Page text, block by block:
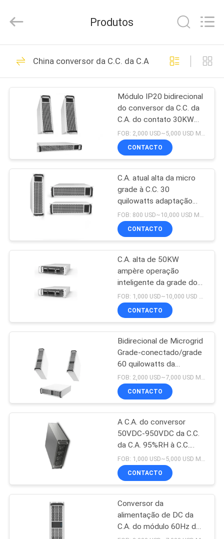
CASA
PRODUTOS
QUEM
SOMOS
FÁBRICA
CONTROLE
CONOSCO
PEDIR UM
ORÇAMENTO
DO
POLÍTICA
PRIVACIDADE
Energy
Rights
conversor da C.C.
da C.A.
42
sistema do
armazenamento de
energia da bateria
4
Interruptor estático
de transferência do
STS
conversor da C.C.
da C.C.
3
Solução do
armazenamento de
6
Produtos
China conversor da C.C. da C.A.
Módulo IP20 bidirecional
do conversor da C.C. da
C.A. do contato 30KW
seco
FOB: 2,000 USD~5,000 USD MOQ:10
CONTACTO
C.A. atual alta da micro
grade à C.C. 30
quilowatts adaptação
trifásica da carga do
conversor da boa
CONTACTO
C.A. alta de 50KW
ampère operação
inteligente da grade do
conversor 50Hz 73A da
C.C. à micro
CONTACTO
Bidirecional de Microgrid
Grade-conectado/grade
60 quilowatts da
eficiência elevada do
conversor 100A 97%
FOB: 2,000 USD~7,000 USD MOQ:10
CONTACTO
A C.A. do conversor
50VDC-950VDC da C.C.
da C.A. 95%RH à C.C.
isolou o conversor de
poder 15KW
FOB: 1,000 USD~5,000 USD MOQ:10
CONTACTO
Conversor da
alimentação de DC da
C.A. do módulo 60Hz do